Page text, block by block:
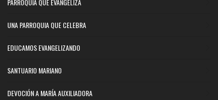
PARROQUIA QUE EVANGELIZA
UNA PARROQUIA QUE CELEBRA
EDUCAMOS EVANGELIZANDO
SANTUARIO MARIANO
DEVOCIÓN A MARÍA AUXILIADORA